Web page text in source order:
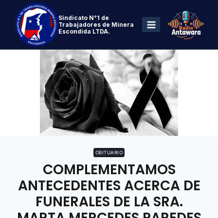
Sindicato N°1 de
Trabajadores de Minera
Escondida LTDA.
OBITUARIO
COMPLEMENTAMOS
ANTECEDENTES ACERCA DE
FUNERALES DE LA SRA.